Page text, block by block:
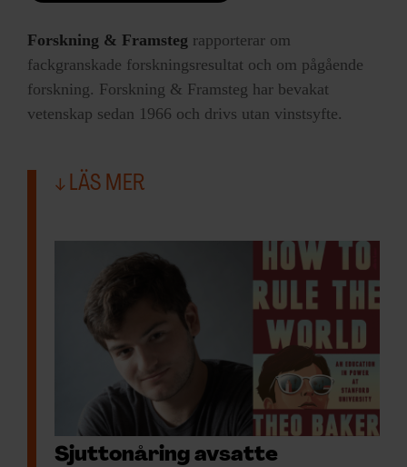
Forskning & Framsteg rapporterar om
fackgranskade forskningsresultat och om pågående
forskning. Forskning & Framsteg har bevakat
vetenskap sedan 1966 och drivs utan vinstsyfte.
LÄS MER
Sjuttonåring avsatte